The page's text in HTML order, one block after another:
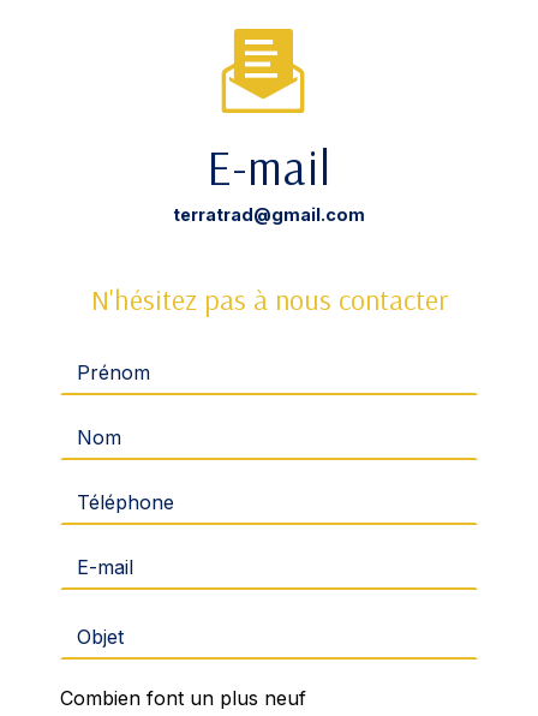
E-mail
terratrad@gmail.com
N'hésitez pas à nous contacter
Combien font un plus neuf